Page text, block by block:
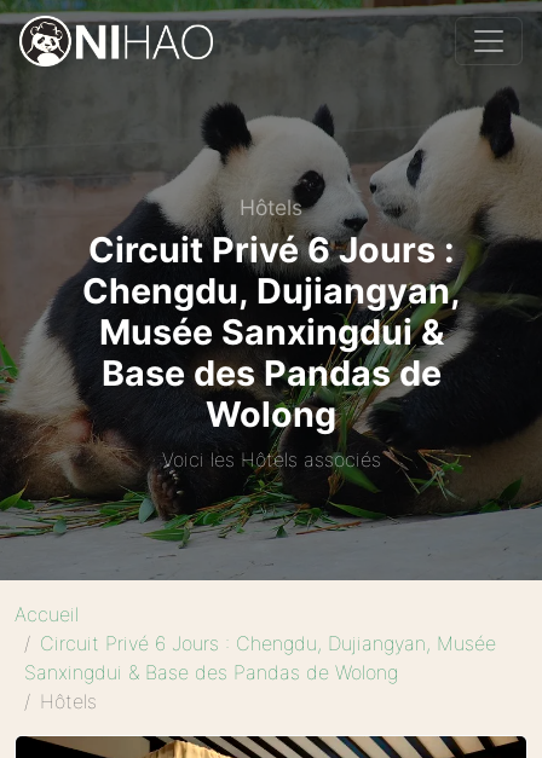
Hôtels
Circuit Privé 6 Jours :
Chengdu, Dujiangyan,
Musée Sanxingdui &
Base des Pandas de
Wolong
Voici les Hôtels associés
Accueil
Circuit Privé 6 Jours : Chengdu, Dujiangyan, Musée
Sanxingdui & Base des Pandas de Wolong
Hôtels